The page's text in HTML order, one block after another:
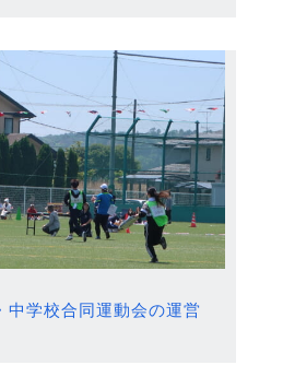
中学校合同運動会の運営